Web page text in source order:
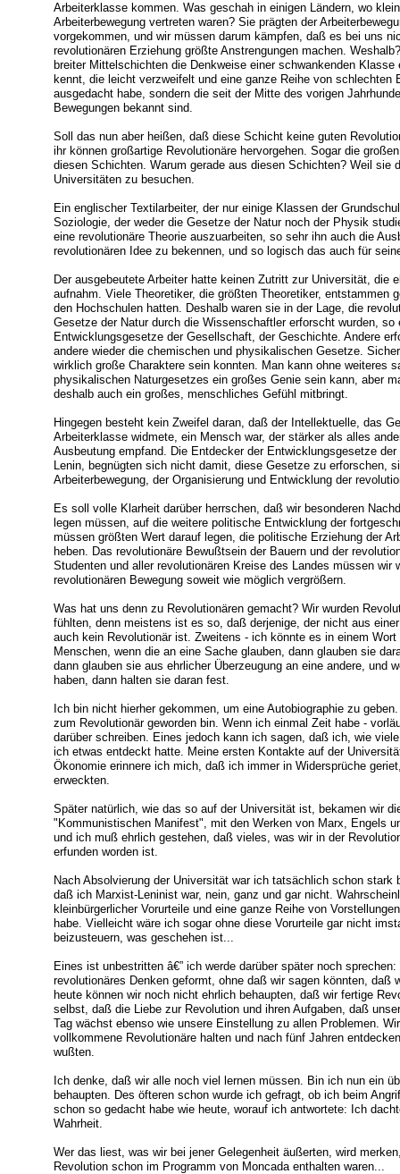
Arbeiterklasse kommen. Was geschah in einigen Ländern, wo
Arbeiterbewegung vertreten waren? Sie prägten der
vorgekommen, und wir müssen darum kämpfen, daß es bei uns
revolutionären Erziehung größte Anstrengungen machen.
breiter Mittelschichten die Denkweise einer schwankenden
kennt, die leicht verzweifelt und eine ganze Reihe von schlechten
ausgedacht habe, sondern die seit der Mitte des vorigen
Bewegungen bekannt sind.
Soll das nun aber heißen, daß diese Schicht keine guten
ihr können großartige Revolutionäre hervorgehen. Sogar die
diesen Schichten. Warum gerade aus diesen Schichten? Weil sie
Universitäten zu besuchen.
Ein englischer Textilarbeiter, der nur einige Klassen der
Soziologie, der weder die Gesetze der Natur noch der Physik
eine revolutionäre Theorie auszuarbeiten, so sehr ihn auch die
revolutionären Idee zu bekennen, und so logisch das auch für
Der ausgebeutete Arbeiter hatte keinen Zutritt zur Universität, die
aufnahm. Viele Theoretiker, die größten Theoretiker, entstammen
den Hochschulen hatten. Deshalb waren sie in der Lage, die
Gesetze der Natur durch die Wissenschaftler erforscht wurden,
Entwicklungsgesetze der Gesellschaft, der Geschichte. Andere
andere wieder die chemischen und physikalischen Gesetze.
wirklich große Charaktere sein konnten. Man kann ohne weiteres
physikalischen Naturgesetzes ein großes Genie sein kann, aber
deshalb auch ein großes, menschliches Gefühl mitbringt.
Hingegen besteht kein Zweifel daran, daß der Intellektuelle, das
Arbeiterklasse widmete, ein Mensch war, der stärker als alles
Ausbeutung empfand. Die Entdecker der Entwicklungsgesetze
Lenin, begnügten sich nicht damit, diese Gesetze zu erforschen,
Arbeiterbewegung, der Organisierung und Entwicklung der
Es soll volle Klarheit darüber herrschen, daß wir besonderen
legen müssen, auf die weitere politische Entwicklung der
müssen größten Wert darauf legen, die politische Erziehung der
heben. Das revolutionäre Bewußtsein der Bauern und der
Studenten und aller revolutionären Kreise des Landes müssen wir
revolutionären Bewegung soweit wie möglich vergrößern.
Was hat uns denn zu Revolutionären gemacht? Wir wurden
fühlten, denn meistens ist es so, daß derjenige, der nicht aus
auch kein Revolutionär ist. Zweitens - ich könnte es in einem
Menschen, wenn die an eine Sache glauben, dann glauben sie
dann glauben sie aus ehrlicher Überzeugung an eine andere, und
haben, dann halten sie daran fest.
Ich bin nicht hierher gekommen, um eine Autobiographie zu
zum Revolutionär geworden bin. Wenn ich einmal Zeit habe -
darüber schreiben. Eines jedoch kann ich sagen, daß ich, wie
ich etwas entdeckt hatte. Meine ersten Kontakte auf der
Ökonomie erinnere ich mich, daß ich immer in Widersprüche
erweckten.
Später natürlich, wie das so auf der Universität ist, bekamen wir
"Kommunistischen Manifest", mit den Werken von Marx, Engels
und ich muß ehrlich gestehen, daß vieles, was wir in der
erfunden worden ist.
Nach Absolvierung der Universität war ich tatsächlich schon
daß ich Marxist-Leninist war, nein, ganz und gar nicht.
kleinbürgerlicher Vorurteile und eine ganze Reihe von
habe. Vielleicht wäre ich sogar ohne diese Vorurteile gar nicht
beizusteuern, was geschehen ist...
Eines ist unbestritten â€” ich werde darüber später noch
revolutionäres Denken geformt, ohne daß wir sagen könnten, daß
heute können wir noch nicht ehrlich behaupten, daß wir fertige
selbst, daß die Liebe zur Revolution und ihren Aufgaben, daß
Tag wächst ebenso wie unsere Einstellung zu allen Problemen.
vollkommene Revolutionäre halten und nach fünf Jahren
wußten.
Ich denke, daß wir alle noch viel lernen müssen. Bin ich nun ein
behaupten. Des öfteren schon wurde ich gefragt, ob ich beim
schon so gedacht habe wie heute, worauf ich antwortete: Ich
Wahrheit.
Wer das liest, was wir bei jener Gelegenheit äußerten, wird
Revolution schon im Programm von Moncada enthalten waren...